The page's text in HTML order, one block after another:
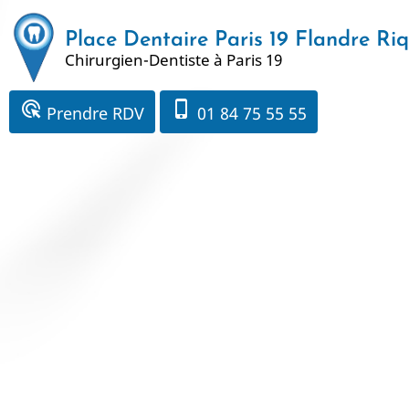
Aller
au
contenu
principal
Place Dentaire Paris 19 Flandre
Chirurgien-Dentiste à Paris 19
ads_click Prendre RDV phone_iphone 01 84 75 55 55